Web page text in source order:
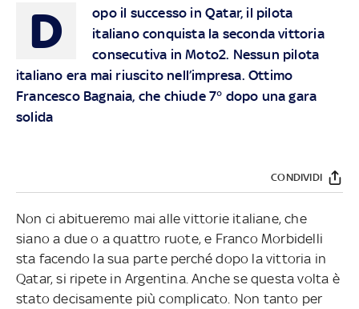
D
opo il successo in Qatar, il pilota
italiano conquista la seconda vittoria
consecutiva in Moto2. Nessun pilota
italiano era mai riuscito nell’impresa. Ottimo
Francesco Bagnaia, che chiude 7° dopo una gara
solida
CONDIVIDI
Non ci abitueremo mai alle vittorie italiane, che
siano a due o a quattro ruote, e Franco Morbidelli
sta facendo la sua parte perché dopo la vittoria in
Qatar, si ripete in Argentina. Anche se questa volta è
stato decisamente più complicato. Non tanto per